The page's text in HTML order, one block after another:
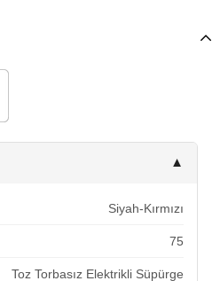
▼
Siyah-Kırmızı
75
Toz Torbasız Elektrikli Süpürge